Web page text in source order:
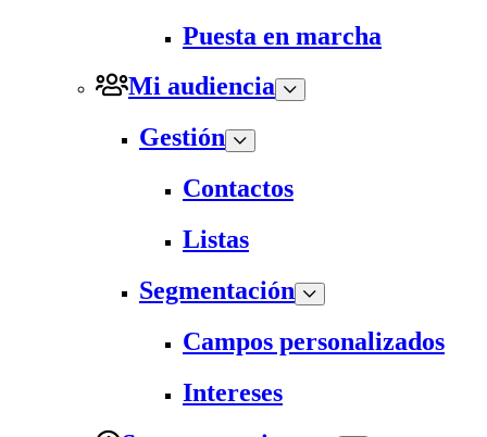
Puesta en marcha
Mi audiencia
Gestión
Contactos
Listas
Segmentación
Campos personalizados
Intereses